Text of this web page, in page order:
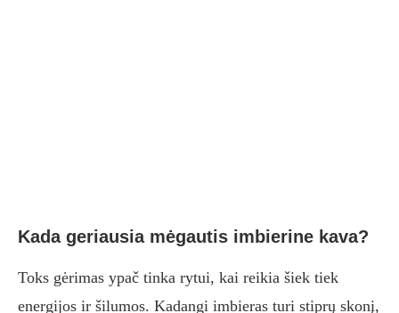
Kada geriausia mėgautis imbierine kava?
Toks gėrimas ypač tinka rytui, kai reikia šiek tiek
energijos ir šilumos. Kadangi imbieras turi stiprų skonį,